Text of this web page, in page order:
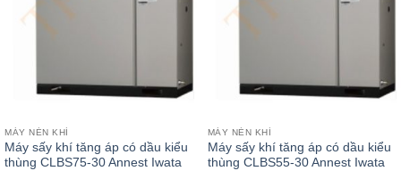
MÁY NÉN KHÍ
Máy sấy khí tăng áp có dầu kiểu
thùng CLBS75-30 Annest Iwata
MÁY NÉN KHÍ
Máy sấy khí tăng áp có dầu kiểu
thùng CLBS55-30 Annest Iwata